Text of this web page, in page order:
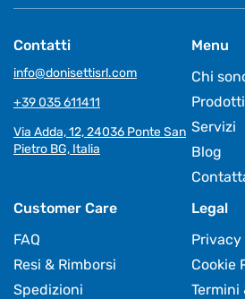
Contatti
info@donisettisrl.com
+39 035 611411
Via Adda, 12, 24036 Ponte San
Pietro BG, Italia
Menu
Chi
Prodotti
Servizi
Blog
Customer Care
FAQ
Resi & Rimborsi
Spedizioni
Legal
Privacy
Cookie
Termini